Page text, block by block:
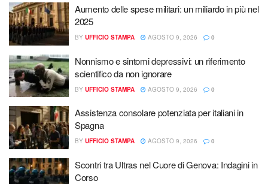
Aumento delle spese militari: un miliardo in più nel
2025
BY UFFICIO STAMPA AGOSTO 9, 2026 0
Nonnismo e sintomi depressivi: un riferimento
scientifico da non ignorare
BY UFFICIO STAMPA AGOSTO 9, 2026 0
Assistenza consolare potenziata per italiani in
Spagna
BY UFFICIO STAMPA AGOSTO 9, 2026 0
Scontri tra Ultras nel Cuore di Genova: Indagini in
Corso